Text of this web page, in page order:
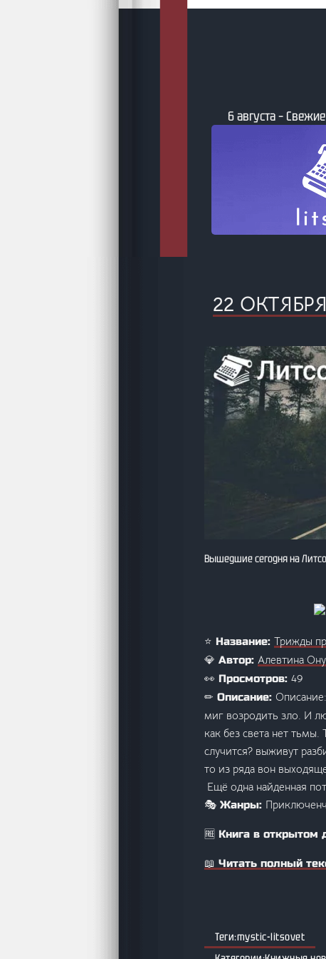
6 августа –
22
Вышедшие сегодня на
⭐ Название: Трижды
💎 Автор: Алевтина
👀 Просмотров: 49
✏ Описание:
миг возродить зло. И
как без света нет
случится? выживут
то из ряда вон
Ещё одна найденная
🎭 Жанры:
🆓 Книга в открытом
📖 Читать полный
mystic-litsovet